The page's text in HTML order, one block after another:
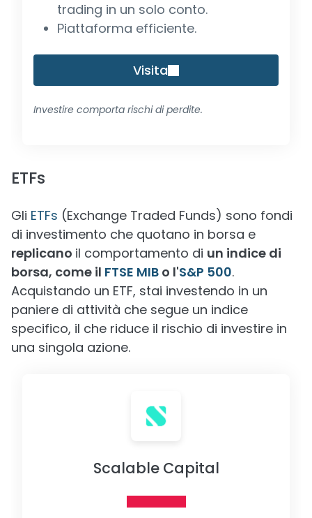
trading in un solo conto.
Piattaforma efficiente.
Visita
Investire comporta rischi di perdite.
ETFs
Gli ETFs (Exchange Traded Funds) sono fondi
di investimento che quotano in borsa e
replicano il comportamento di un indice di
borsa, come il FTSE MIB o l'S&P 500.
Acquistando un ETF, stai investendo in un
paniere di attività che segue un indice
specifico, il che riduce il rischio di investire in
una singola azione.
Scalable Capital